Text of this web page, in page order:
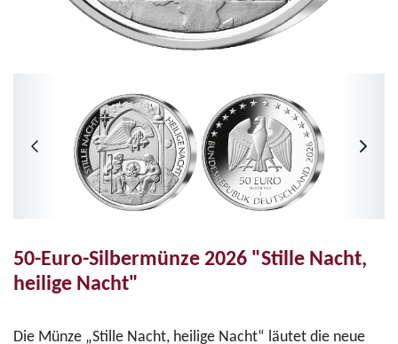
50-Euro-Silbermünze 2026 "Stille Nacht,
heilige Nacht"
Die Münze „Stille Nacht, heilige Nacht“ läutet die neue